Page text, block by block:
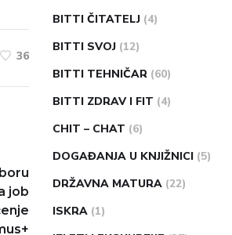
36
job
BITTI ČITATELJ (4)
BITTI SVOJ (12)
BITTI TEHNIČAR (60)
BITTI ZDRAV I FIT (4)
CHIT – CHAT (6)
DOGAĐANJA U KNJIŽNICI (5)
DRŽAVNA MATURA (22)
ISKRA (1)